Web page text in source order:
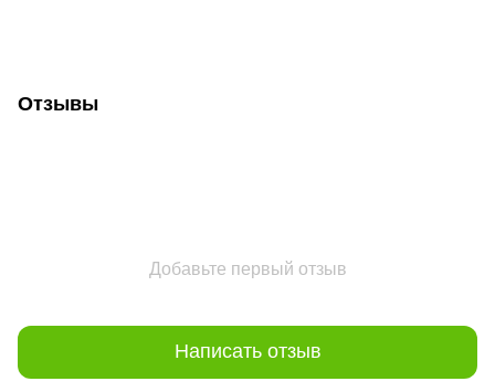
Отзывы
Добавьте первый отзыв
Написать отзыв